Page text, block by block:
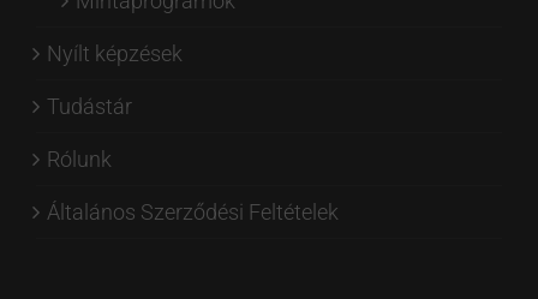
Nyílt képzések
Tudástár
Rólunk
Általános Szerződési Feltételek